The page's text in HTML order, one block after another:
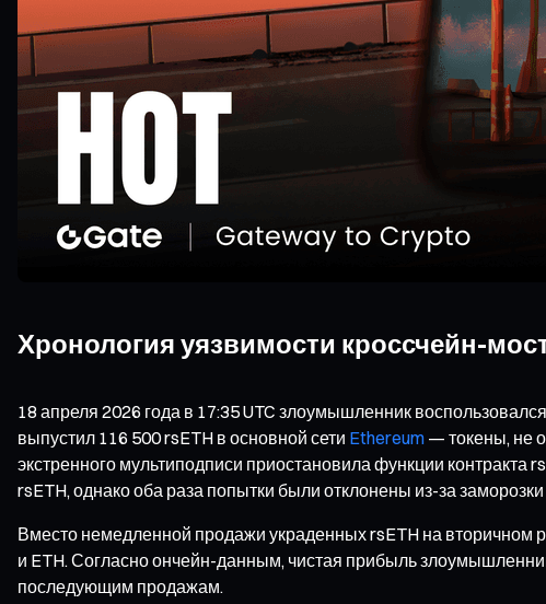
Хронология уязвимости кроссчейн-
18 апреля 2026 года в 17:35 UTC злоумышленник
выпустил 116 500 rsETH в основной сети Ethereum — токены, не
экстренного мультиподписи приостановила функции
rsETH, однако оба раза попытки были отклонены из-за заморозки
Вместо немедленной продажи украденных rsETH на вторичном
и ETH. Согласно ончейн-данным, чистая прибыль
последующим продажам.